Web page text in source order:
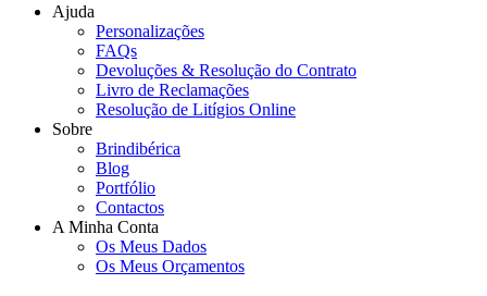
Ajuda
Personalizações
FAQs
Devoluções & Resolução do Contrato
Livro de Reclamações
Resolução de Litígios Online
Sobre
Brindibérica
Blog
Portfólio
Contactos
A Minha Conta
Os Meus Dados
Os Meus Orçamentos